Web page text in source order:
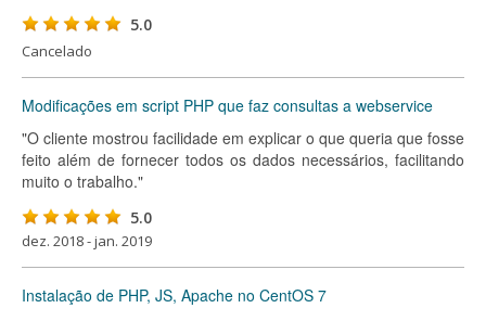
5.0
Cancelado
Modificações em script PHP que faz consultas a webservice
"O cliente mostrou facilidade em explicar o que queria que fosse
feito além de fornecer todos os dados necessários, facilitando
muito o trabalho."
5.0
dez. 2018 - jan. 2019
Instalação de PHP, JS, Apache no CentOS 7